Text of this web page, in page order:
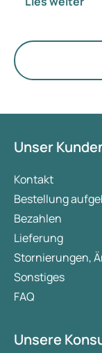
hindeuten
mehr Gewicht
die Funktion
Unser
Kontakt
Bestellung
Bezahlen
Lieferung
Stornierungen,
Sonstiges
FAQ
Unsere